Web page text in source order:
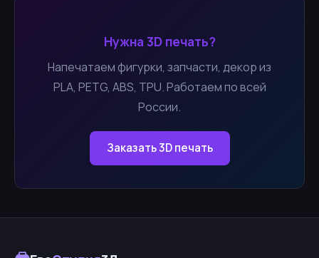
Нужна 3D печать?
Напечатаем фигурки, запчасти, декор из
PLA, PETG, ABS, TPU. Работаем по всей
России.
Заказать 3D печать